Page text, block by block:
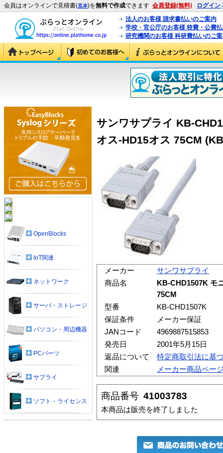
会員はオンラインで見積書(見本)を無料で作成できます 会員登録(無料) ログイン
法人のお客様 請求書払いのご案内
学校・官公庁のお客様 校費・公費
研究機関のお客様 科研費払いのご
サンワサプライ KB-
オス-HD15オス 75CM
メーカー
サンワサプライ
商品名
KB-CHD1507K モ
75CM
型番
KB-CHD1507K
保証条件
メーカー保証
JANコード
4969887515853
発売日
2001年5月15日
返品について
特定商取引法に基
関連
メーカー商品ペー
商品番号 41003783
本商品は販売を終了しました
OpenBlocks
IoT関連
ネットワーク
サーバ・ストレージ
パソコン・周辺機器
PCパーツ
サプライ
ソフト・ライセンス